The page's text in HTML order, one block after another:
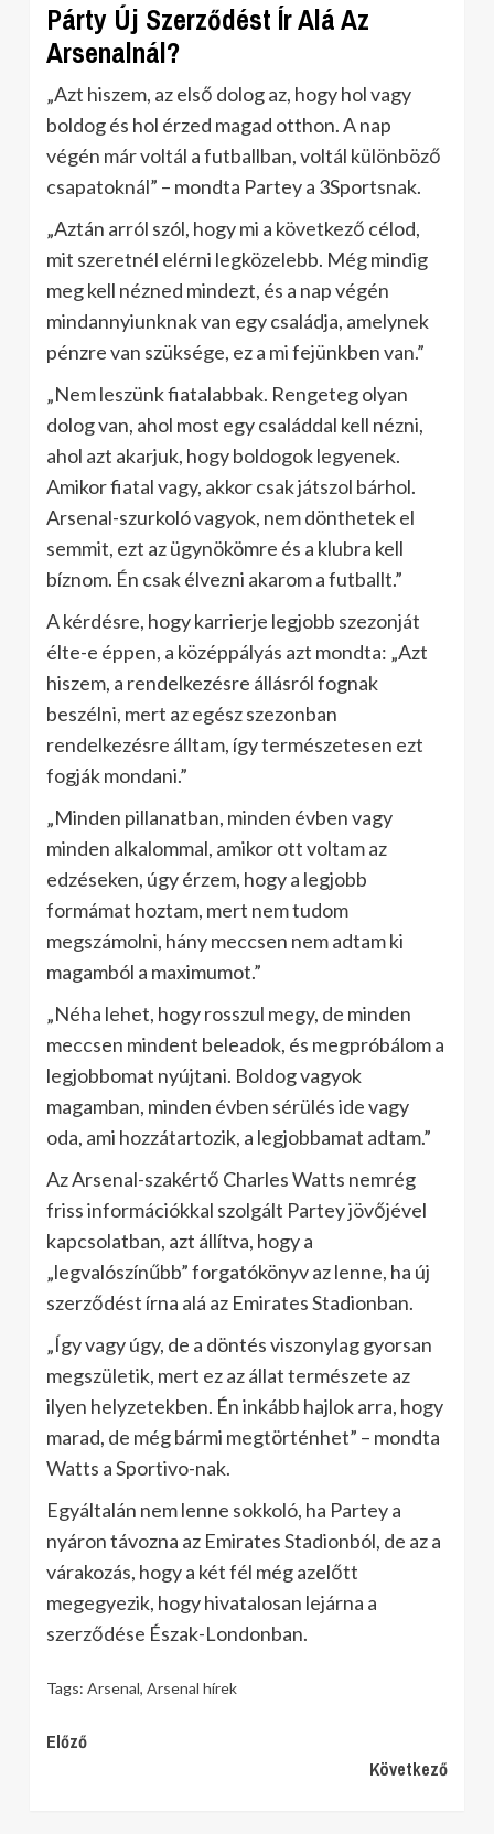
Párty Új Szerződést Ír Alá Az
Arsenalnál?
„Azt hiszem, az első dolog az, hogy hol vagy
boldog és hol érzed magad otthon. A nap
végén már voltál a futballban, voltál különböző
csapatoknál” – mondta Partey a 3Sportsnak.
„Aztán arról szól, hogy mi a következő célod,
mit szeretnél elérni legközelebb. Még mindig
meg kell nézned mindezt, és a nap végén
mindannyiunknak van egy családja, amelynek
pénzre van szüksége, ez a mi fejünkben van.”
„Nem leszünk fiatalabbak. Rengeteg olyan
dolog van, ahol most egy családdal kell nézni,
ahol azt akarjuk, hogy boldogok legyenek.
Amikor fiatal vagy, akkor csak játszol bárhol.
Arsenal-szurkoló vagyok, nem dönthetek el
semmit, ezt az ügynökömre és a klubra kell
bíznom. Én csak élvezni akarom a futballt.”
A kérdésre, hogy karrierje legjobb szezonját
élte-e éppen, a középpályás azt mondta: „Azt
hiszem, a rendelkezésre állásról fognak
beszélni, mert az egész szezonban
rendelkezésre álltam, így természetesen ezt
fogják mondani.”
„Minden pillanatban, minden évben vagy
minden alkalommal, amikor ott voltam az
edzéseken, úgy érzem, hogy a legjobb
formámat hoztam, mert nem tudom
megszámolni, hány meccsen nem adtam ki
magamból a maximumot.”
„Néha lehet, hogy rosszul megy, de minden
meccsen mindent beleadok, és megpróbálom a
legjobbomat nyújtani. Boldog vagyok
magamban, minden évben sérülés ide vagy
oda, ami hozzátartozik, a legjobbamat adtam.”
Az Arsenal-szakértő Charles Watts nemrég
friss információkkal szolgált Partey jövőjével
kapcsolatban, azt állítva, hogy a
„legvalószínűbb” forgatókönyv az lenne, ha új
szerződést írna alá az Emirates Stadionban.
„Így vagy úgy, de a döntés viszonylag gyorsan
megszületik, mert ez az állat természete az
ilyen helyzetekben. Én inkább hajlok arra, hogy
marad, de még bármi megtörténhet” – mondta
Watts a Sportivo-nak.
Egyáltalán nem lenne sokkoló, ha Partey a
nyáron távozna az Emirates Stadionból, de az a
várakozás, hogy a két fél még azelőtt
megegyezik, hogy hivatalosan lejárna a
szerződése Észak-Londonban.
Tags: Arsenal, Arsenal hírek
Continue
Előző
Következő